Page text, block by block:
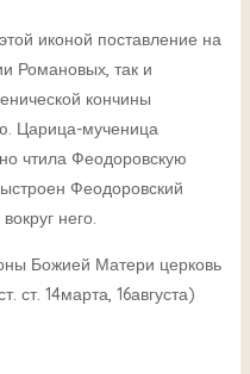
иконой поставление на
Романовых, так и
кончины
Царица-мученица
чтила Феодоровскую
Феодоровский
него.
Божией Матери церковь
ст. 14марта, 16августа)